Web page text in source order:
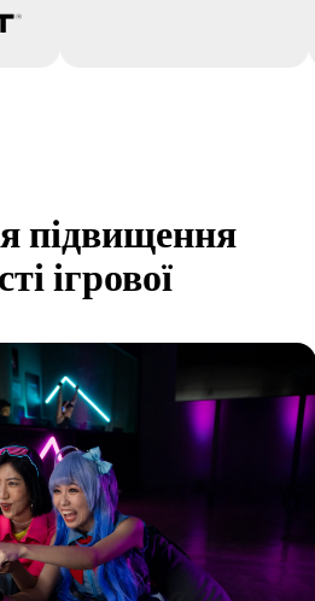
підвищення
ігрової